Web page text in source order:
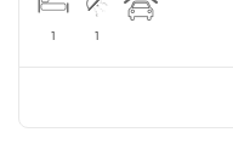
1 1